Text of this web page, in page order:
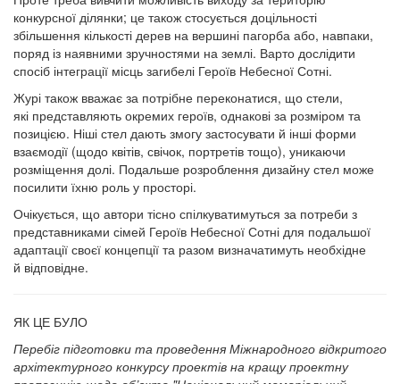
конкурсної ділянки; це також стосується доцільності
збільшення кількості дерев на вершині пагорба або, навпаки,
поряд із наявними зручностями на землі. Варто дослідити
спосіб інтеграції місць загибелі Героїв Небесної Сотні.
Журі також вважає за потрібне переконатися, що стели,
які представляють окремих героїв, однакові за розміром та
позицією. Ніші стел дають змогу застосувати й інші форми
взаємодії (щодо квітів, свічок, портретів тощо), уникаючи
розміщення долі. Подальше розроблення дизайну стел може
посилити їхню роль у просторі.
Очікується, що автори тісно спілкуватимуться за потреби з
представниками сімей Героїв Небесної Сотні для подальшої
адаптації своєї концепції та разом визначатимуть необхідне
й відповідне.
ЯК ЦЕ БУЛО
Перебіг підготовки та проведення Міжнародного відкритого
архітектурного конкурсу проектів на кращу проектну